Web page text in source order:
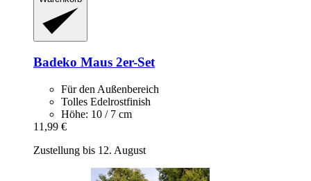
Badeko Maus 2er-​Set
Für den Außenbereich
Tolles Edelrostfinish
Höhe: 10 / 7 cm
11,99 €
Zustellung bis 12. August